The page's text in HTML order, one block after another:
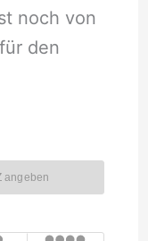
noch von
den